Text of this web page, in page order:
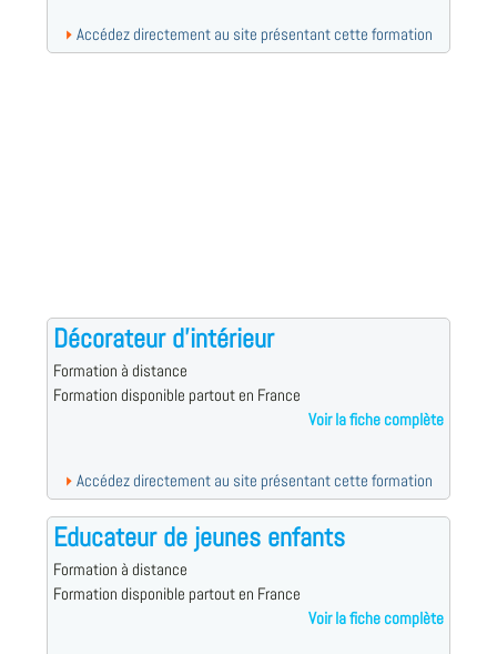
Accédez directement au site présentant cette formation
Décorateur d'intérieur
Formation à distance
Formation disponible partout en France
Voir la fiche complète
Accédez directement au site présentant cette formation
Educateur de jeunes enfants
Formation à distance
Formation disponible partout en France
Voir la fiche complète